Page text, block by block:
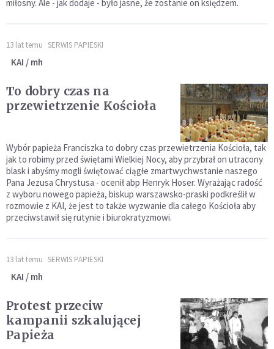
miłosny. Ale - jak dodaje - było jasne, że zostanie on księdzem.
13 lat temu SERWIS PAPIESKI
KAI / mh
To dobry czas na
przewietrzenie Kościoła
Wybór papieża Franciszka to dobry czas przewietrzenia Kościoła, tak
jak to robimy przed świętami Wielkiej Nocy, aby przybrał on utracony
blask i abyśmy mogli świętować ciągłe zmartwychwstanie naszego
Pana Jezusa Chrystusa - ocenił abp Henryk Hoser. Wyrażając radość
z wyboru nowego papieża, biskup warszawsko-praski podkreślił w
rozmowie z KAI, że jest to także wyzwanie dla całego Kościoła aby
przeciwstawił się rutynie i biurokratyzmowi.
13 lat temu SERWIS PAPIESKI
KAI / mh
Protest przeciw
kampanii szkalującej
Papieża